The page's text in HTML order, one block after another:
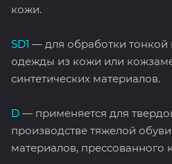
кожи.
SD1 — для обработки
одежды из кожи или
синтетических материалов.
D — применяется для
производстве тяжелой
материалов, прессованного